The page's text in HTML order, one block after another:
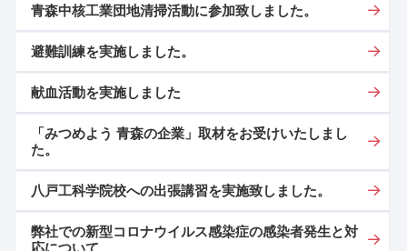
青森中核工業団地清掃活動に参加致しました。
避難訓練を実施しました。
献血活動を実施しました
「みつめよう 青森の企業」取材をお受けいたしまし
た。
八戸工科学院校への出張講習を実施致しました。
弊社での新型コロナウイルス感染症の感染者発生と対